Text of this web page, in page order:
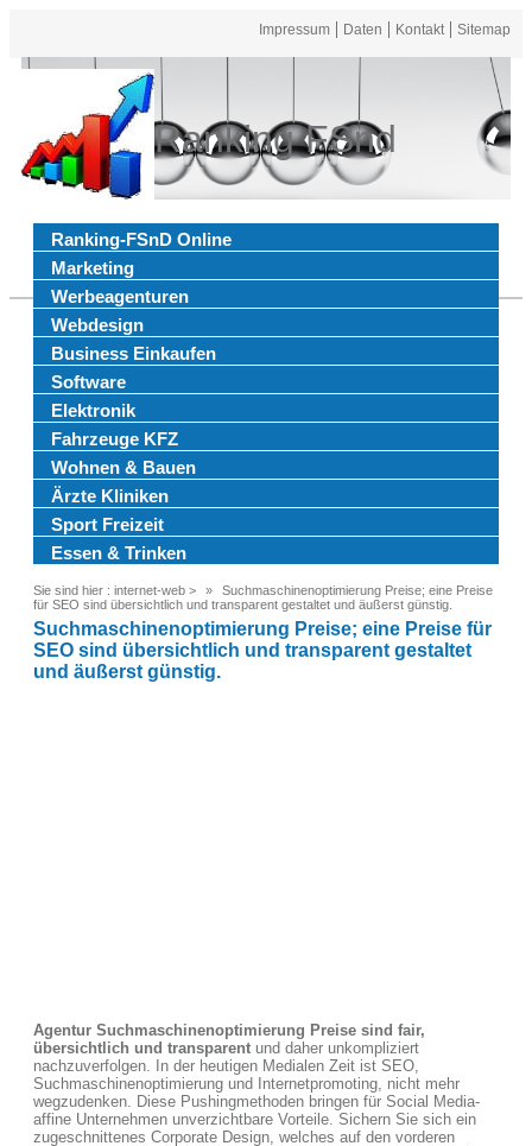
Impressum Daten Kontakt Sitemap
Ranking FSnd
Ranking-FSnD Online
Marketing
Werbeagenturen
Webdesign
Business Einkaufen
Software
Elektronik
Fahrzeuge KFZ
Wohnen & Bauen
Ärzte Kliniken
Sport Freizeit
Essen & Trinken
Sie sind hier : internet-web >
Suchmaschinenoptimierung Preise; eine Preise
für SEO sind übersichtlich und transparent gestaltet und äußerst günstig.
Suchmaschinenoptimierung Preise; eine Preise für
SEO sind übersichtlich und transparent gestaltet
und äußerst günstig.
Agentur Suchmaschinenoptimierung Preise sind fair,
übersichtlich und transparent und daher unkompliziert
nachzuverfolgen. In der heutigen Medialen Zeit ist SEO,
Suchmaschinenoptimierung und Internetpromoting, nicht mehr
wegzudenken. Diese Pushingmethoden bringen für Social Media-
affine Unternehmen unverzichtbare Vorteile. Sichern Sie sich ein
zugeschnittenes Corporate Design, welches auf den vorderen